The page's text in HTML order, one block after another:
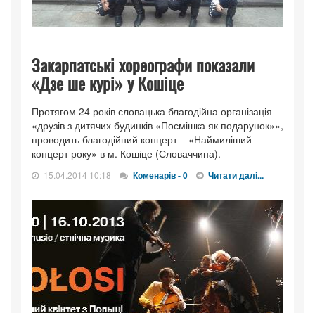
Закарпатські хореографи показали
«Дзе ше курі» у Кошіце
Протягом 24 років словацька благодійна організація
«друзів з дитячих будинків «Посмішка як подарунок»»,
проводить благодійний концерт – «Наймиліший
концерт року» в м. Кошіце (Словаччина).
15.04.2014 10:18 Коменарів - 0 Читати далі...